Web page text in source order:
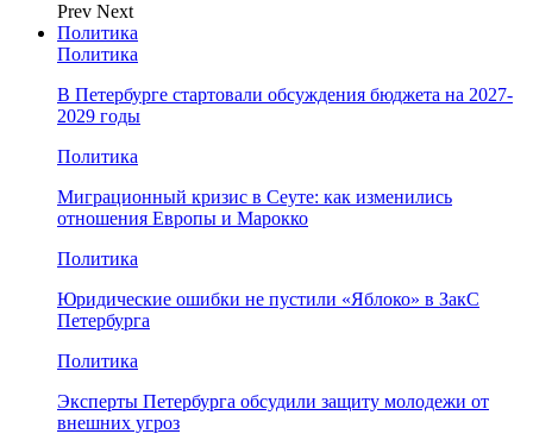
Prev Next
Политика
Политика
В Петербурге стартовали обсуждения бюджета на 2027-
2029 годы
Политика
Миграционный кризис в Сеуте: как изменились
отношения Европы и Марокко
Политика
Юридические ошибки не пустили «Яблоко» в ЗакС
Петербурга
Политика
Эксперты Петербурга обсудили защиту молодежи от
внешних угроз